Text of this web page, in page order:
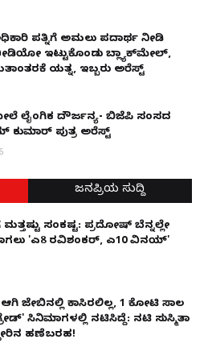
ಪತ್ನಿಗೆ ಅಮಲು ಪದಾರ್ಥ ನೀಡಿ
ಇಟ್ಟುಕೊಂಡು ಬ್ಲ್ಯಾಕ್‌ಮೇಲ್,
ಯತ್ನ, ಇಬ್ಬರು ಅರೆಸ್ಟ್
ಲೈಂಗಿಕ ದೌರ್ಜನ್ಯ- ಬಿಜೆಪಿ ಸಂಸದ
ಪುತ್ರ ಅರೆಸ್ಟ್
ಜನಪ್ರಿಯ ಸುದ್ದಿ
ಸಂಕಷ್ಟ: ಪ್ರದೋಷ್ ಬೆನ್ನಲ್ಲೇ
'ಎ8 ರವಿಶಂಕರ್, ಎ10 ವಿನಯ್'
ಜೇಬಿನಲ್ಲಿ ಕಾಸಿರಲಿಲ್ಲ, ₹1 ಕೋಟಿ ಸಾಲ
ಸಿನಿಮಾಗಳಲ್ಲಿ ನಟಿಸಿದ್ದೆ: ನಟಿ ಸುಸ್ಮಿತಾ
ಹಣೆಬರಹ!